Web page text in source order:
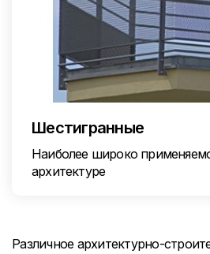
Шестигранные
Наиболее широко
архитектуре
Различное архитектурно-